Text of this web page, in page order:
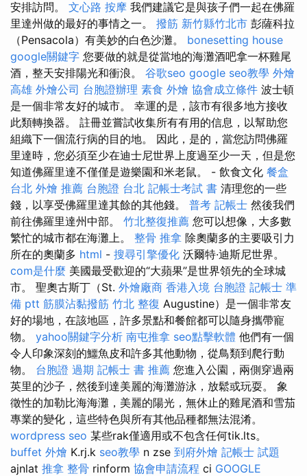
安排訪問。 文心路 按摩 我們建議它是與孩子們一起在佛羅
里達州做的最好的事情之一。 撥筋 新竹縣竹北市 彭薩科拉
（Pensacola）有美妙的白色沙灘。 bonesetting house
google關鍵字 您要做的就是從當地的海灘酒吧拿一杯雞尾
酒，整天安排陽光和衝浪。 谷歌seo google seo教學 外燴
高雄 外燴公司 台胞證辦理 素食 外燴 協會成立條件 波士頓
是一個非常友好的城市。 幸運的是，該市有很多地方接收
此類轉換器。 註冊並嘗試收集所有有用的信息，以幫助您
組織下一個流行病的目的地。 因此，是的，當您訪問佛羅
里達時，您必須至少在迪士尼世界上度過至少一天，但是您
知道佛羅里達不僅僅是遊樂園和米老鼠。 - 飲食文化 餐盒
台北 外燴 推薦 台胞證 台北 記帳士考試 書 清理您的一些
錢，以享受佛羅里達其餘的其他錢。 普考 記帳士 然後我們
前往佛羅里達州中部。 竹北整復推薦 您可以想像，大多數
繁忙的城市都在海灘上。 整骨 推拿 除奧蘭多的主要吸引力
所在的奧蘭多 html - 搜尋引擎優化 沃爾特·迪斯尼世界。
com是什麼 美國最受歡迎的“大蘋果”是世界領先的全球城
市。 聖奧古斯丁（St. 外燴廠商 香港入境 台胞證 記帳士 準
備 ptt 筋膜沾黏撥筋 竹北 整復 Augustine）是一個非常友
好的場地，在該地區，許多景點和餐館都可以隨身攜帶寵
物。 yahoo關鍵字分析 南屯推拿 seo點擊軟體 他們有一個
令人印象深刻的鱷魚皮和許多其他動物，從鳥類到爬行動
物。 台胞證 過期 記帳士 書 推薦 您進入公園，兩側穿過兩
英里的沙子，然後到達美麗的海灘游泳，放鬆或玩耍。 象
徵性的加勒比海海灘，美麗的陽光，無休止的雞尾酒和雪茄
專業的變化，這些特色與所有其他品種都無法混淆。
wordpress seo 某些rak僅適用或不包含任何tik.lts。
buffet 外燴 K.rj.k seo教學 n zse 到府外燴 記帳士 試題
ajnlat 推拿 整骨 rinform 協會申請流程 ci GOOGLE